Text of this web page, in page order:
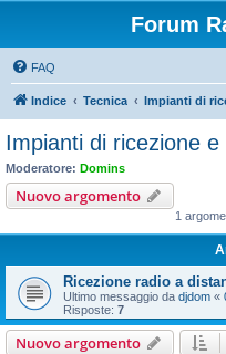
Forum
FAQ
Indice Tecnica Impianti di
Impianti di ricezione
Moderatore: Domins
Nuovo argomento
1
Ricezione radio a
Ultimo messaggio da djdom «
Risposte: 7
Nuovo argomento